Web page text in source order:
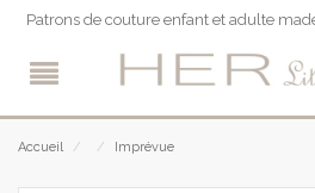
Patrons de couture enfant et adulte
Accueil / / Imprévue